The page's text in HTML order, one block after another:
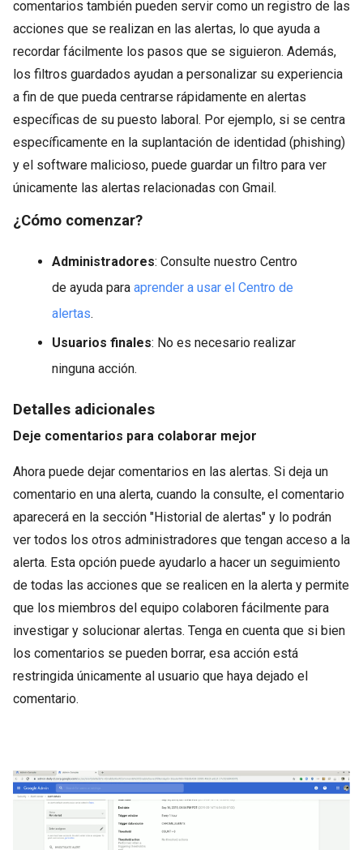
comentarios también pueden servir como un registro de las
acciones que se realizan en las alertas, lo que ayuda a
recordar fácilmente los pasos que se siguieron. Además,
los filtros guardados ayudan a personalizar su experiencia
a fin de que pueda centrarse rápidamente en alertas
específicas de su puesto laboral. Por ejemplo, si se centra
específicamente en la suplantación de identidad (phishing)
y el software malicioso, puede guardar un filtro para ver
únicamente las alertas relacionadas con Gmail.
¿Cómo comenzar?
Administradores: Consulte nuestro Centro
de ayuda para aprender a usar el Centro de
alertas.
Usuarios finales: No es necesario realizar
ninguna acción.
Detalles adicionales
Deje comentarios para colaborar mejor
Ahora puede dejar comentarios en las alertas. Si deja un
comentario en una alerta, cuando la consulte, el comentario
aparecerá en la sección "Historial de alertas" y lo podrán
ver todos los otros administradores que tengan acceso a la
alerta. Esta opción puede ayudarlo a hacer un seguimiento
de todas las acciones que se realicen en la alerta y permite
que los miembros del equipo colaboren fácilmente para
investigar y solucionar alertas. Tenga en cuenta que si bien
los comentarios se pueden borrar, esa acción está
restringida únicamente al usuario que haya dejado el
comentario.